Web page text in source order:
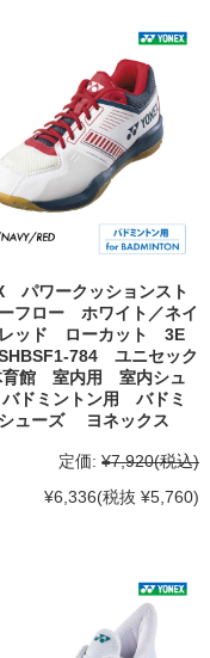
パワークッションスト
フロー ホワイト／ネイ
レッド ローカット 3E
784 ユニセック
館 室内用 室内シュ
ドミントン用 バドミ
シューズ ヨネックス
定価: ¥7,920(税込)
¥6,336(税抜 ¥5,760)